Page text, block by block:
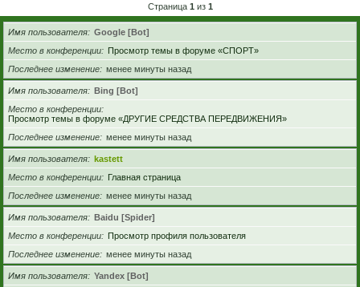
Страница 1 из 1
Имя пользователя
Google [Bot]
Место в конференции
Просмотр темы в форуме «СПОРТ»
Последнее изменение
менее минуты назад
Имя пользователя
Bing [Bot]
Место в конференции
Просмотр темы в форуме «ДРУГИЕ СРЕДСТВА ПЕРЕДВИЖЕНИЯ»
Последнее изменение
менее минуты назад
Имя пользователя
kastett
Место в конференции
Главная страница
Последнее изменение
менее минуты назад
Имя пользователя
Baidu [Spider]
Место в конференции
Просмотр профиля пользователя
Последнее изменение
менее минуты назад
Имя пользователя
Yandex [Bot]